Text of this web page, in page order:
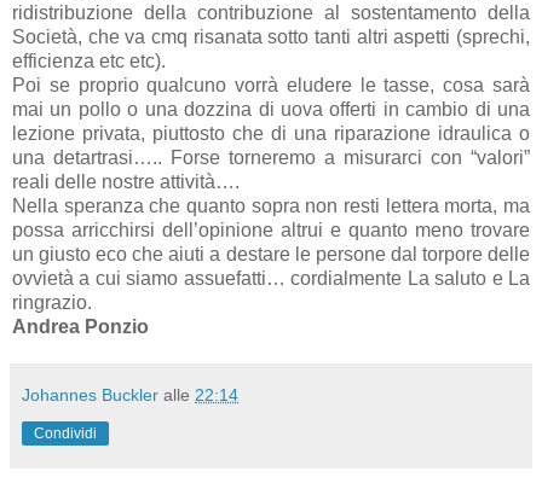
ridistribuzione della contribuzione al sostentamento della
Società, che va cmq risanata sotto tanti altri aspetti (sprechi,
efficienza etc etc).
Poi se proprio qualcuno vorrà eludere le tasse, cosa sarà
mai un pollo o una dozzina di uova offerti in cambio di una
lezione privata, piuttosto che di una riparazione idraulica o
una detartrasi….. Forse torneremo a misurarci con “valori”
reali delle nostre attività….
Nella speranza che quanto sopra non resti lettera morta, ma
possa arricchirsi dell’opinione altrui e quanto meno trovare
un giusto eco che aiuti a destare le persone dal torpore delle
ovvietà a cui siamo assuefatti… cordialmente La saluto e La
ringrazio.
Andrea Ponzio
Johannes Buckler alle 22:14
Condividi